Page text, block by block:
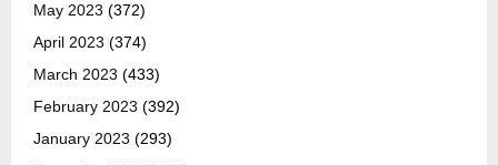
May 2023 (372)
April 2023 (374)
March 2023 (433)
February 2023 (392)
January 2023 (293)